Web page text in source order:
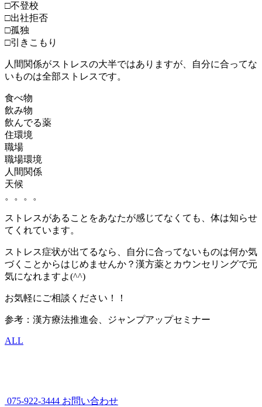
□不登校
□出社拒否
□孤独
□引きこもり
人間関係がストレスの大半ではありますが、自分に合ってな
いものは全部ストレスです。
食べ物
飲み物
飲んでる薬
住環境
職場
職場環境
人間関係
天候
。。。。
ストレスがあることをあなたが感じてなくても、体は知らせ
てくれています。
ストレス症状が出てるなら、自分に合ってないものは何か気
づくことからはじめませんか？漢方薬とカウンセリングで元
気になれますよ(^^)
お気軽にご相談ください！！
参考：漢方療法推進会、ジャンプアップセミナー
ALL
075-922-3444 お問い合わせ